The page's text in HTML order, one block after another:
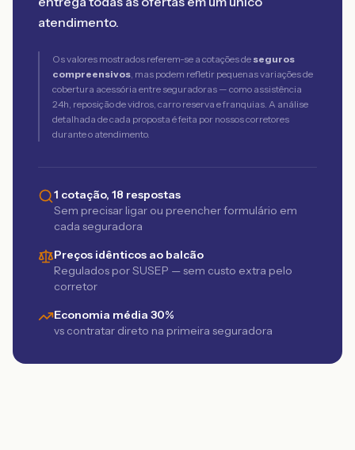
atendimento.
Os valores mostrados referem-se a cotações de seguros
compreensivos, mas podem refletir pequenas variações de
cobertura acessória entre seguradoras — como assistência
24h, reposição de vidros, carro reserva e franquias. A análise
detalhada de cada proposta é feita por nossos corretores
durante o atendimento.
1 cotação, 18 respostas
Sem precisar ligar ou preencher formulário em
cada seguradora
Preços idênticos ao balcão
Regulados por SUSEP — sem custo extra pelo
corretor
Economia média 30%
vs contratar direto na primeira seguradora